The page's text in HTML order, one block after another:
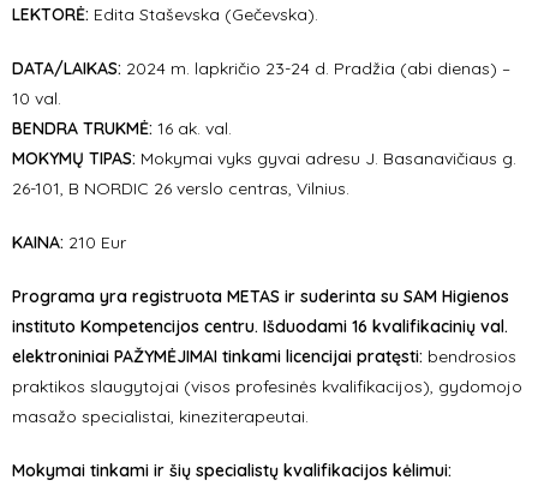
LEKTORĖ: Edita Staševska (Gečevska).
DATA/LAIKAS: 2024 m. lapkričio 23-24 d. Pradžia (abi dienas) –
10 val.
BENDRA TRUKMĖ: 16 ak. val.
MOKYMŲ TIPAS: Mokymai vyks gyvai adresu J. Basanavičiaus g.
26-101, B NORDIC 26 verslo centras, Vilnius.
KAINA: 210 Eur
Programa yra registruota METAS ir suderinta su SAM Higienos
instituto Kompetencijos centru. Išduodami 16 kvalifikacinių val.
elektroniniai PAŽYMĖJIMAI tinkami licencijai pratęsti: bendrosios
praktikos slaugytojai (visos profesinės kvalifikacijos), gydomojo
masažo specialistai, kineziterapeutai.
Mokymai tinkami ir šių specialistų kvalifikacijos kėlimui: